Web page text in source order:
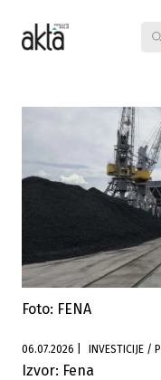
Foto: FENA
06.07.2026
Izvor: Fena